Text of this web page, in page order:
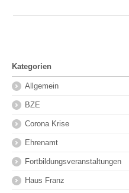
Kategorien
Allgemein
BZE
Corona Krise
Ehrenamt
Fortbildungsveranstaltungen
Haus Franz